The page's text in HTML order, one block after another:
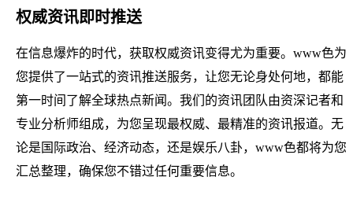
权威资讯即时推送
在信息爆炸的时代，获取权威资讯变得尤为重要。www色为
您提供了一站式的资讯推送服务，让您无论身处何地，都能
第一时间了解全球热点新闻。我们的资讯团队由资深记者和
专业分析师组成，为您呈现最权威、最精准的资讯报道。无
论是国际政治、经济动态，还是娱乐八卦，www色都将为您
汇总整理，确保您不错过任何重要信息。